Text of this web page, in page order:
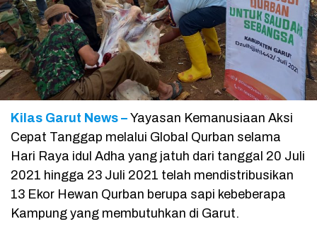
Kilas Garut News – Yayasan Kemanusiaan Aksi
Cepat Tanggap melalui Global Qurban selama
Hari Raya idul Adha yang jatuh dari tanggal 20 Juli
2021 hingga 23 Juli 2021 telah mendistribusikan
13 Ekor Hewan Qurban berupa sapi kebeberapa
Kampung yang membutuhkan di Garut.